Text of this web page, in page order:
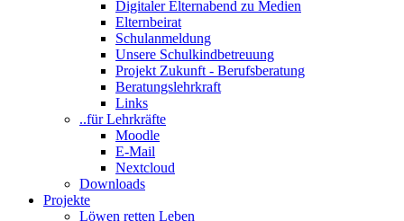
Digitaler Elternabend zu Medien
Elternbeirat
Schulanmeldung
Unsere Schulkindbetreuung
Projekt Zukunft - Berufsberatung
Beratungslehrkraft
Links
..für Lehrkräfte
Moodle
E-Mail
Nextcloud
Downloads
Projekte
Löwen retten Leben